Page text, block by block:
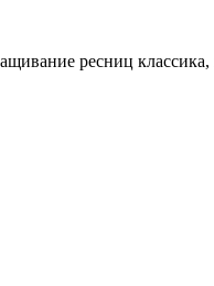
ресниц